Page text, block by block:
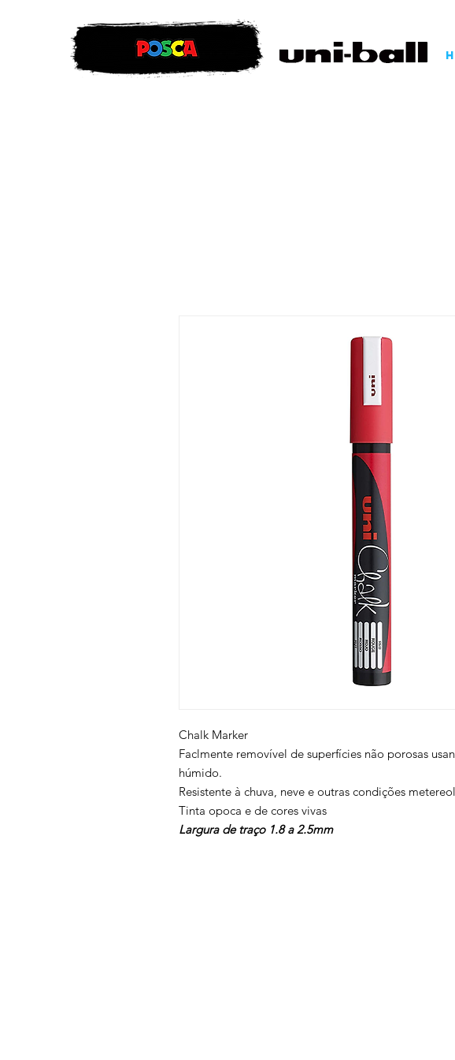
Chalk Marker
Faclmente removível de superfícies não porosas
húmido.
Resistente à chuva, neve e outras condições
Tinta opoca e de cores vivas
Largura de traço 1.8 a 2.5mm